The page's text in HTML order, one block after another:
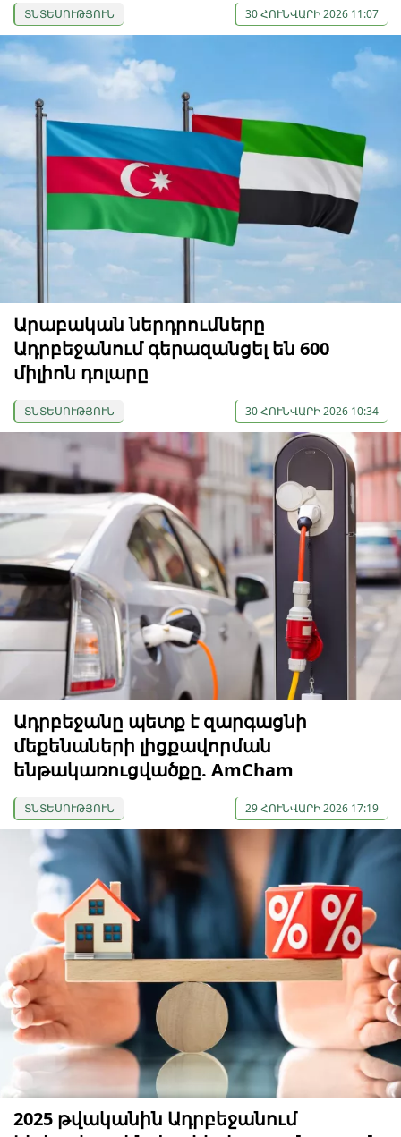
ՏՆՏԵՍՈՒԹՅՈՒՆ 30 ՀՈՒՆՎԱՐԻ 2026 11:07
Արաբական ներդրումները
Ադրբեջանում գերազանցել են 600
միլիոն դոլարը
ՏՆՏԵՍՈՒԹՅՈՒՆ 30 ՀՈՒՆՎԱՐԻ 2026 10:34
Ադրբեջանը պետք է զարգացնի
մեքենաների լիցքավորման
ենթակառուցվածքը. AmCham
ՏՆՏԵՍՈՒԹՅՈՒՆ 29 ՀՈՒՆՎԱՐԻ 2026 17:19
2025 թվականին Ադրբեջանում